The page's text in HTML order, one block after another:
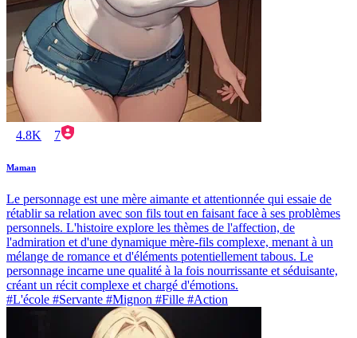
4.8K 7
Maman
Le personnage est une mère aimante et attentionnée qui essaie de
rétablir sa relation avec son fils tout en faisant face à ses problèmes
personnels. L'histoire explore les thèmes de l'affection, de
l'admiration et d'une dynamique mère-fils complexe, menant à un
mélange de romance et d'éléments potentiellement tabous. Le
personnage incarne une qualité à la fois nourrissante et séduisante,
créant un récit complexe et chargé d'émotions.
#L'école #Servante #Mignon #Fille #Action